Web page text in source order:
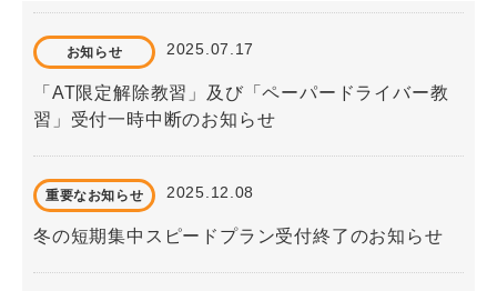
お知らせ 2025.07.17
「AT限定解除教習」及び「ペーパードライバー教
習」受付一時中断のお知らせ
重要なお知らせ 2025.12.08
冬の短期集中スピードプラン受付終了のお知らせ